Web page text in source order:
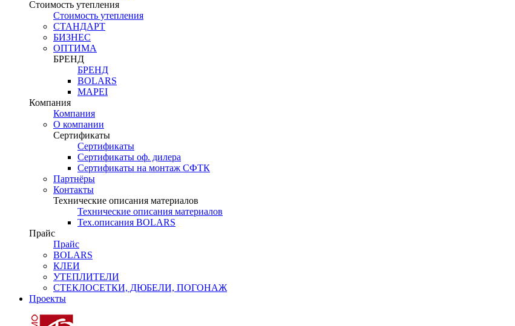
Стоимость утепления
Стоимость утепления
СТАНДАРТ
БИЗНЕС
ОПТИМА
БРЕНД
БРЕНД
BOLARS
MAPEI
Компания
Компания
О компании
Сертификаты
Сертификаты
Сертификаты оф. дилера
Сертификаты на монтаж СФТК
Партнёры
Контакты
Технические описания материалов
Технические описания материалов
Тех.описания BOLARS
Прайс
Прайс
BOLARS
КЛЕИ
УТЕПЛИТЕЛИ
СТЕКЛОСЕТКИ, ДЮБЕЛИ, ПОГОНАЖ
Проекты